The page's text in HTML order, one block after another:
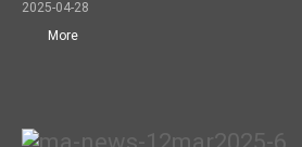
2025-04-28
More